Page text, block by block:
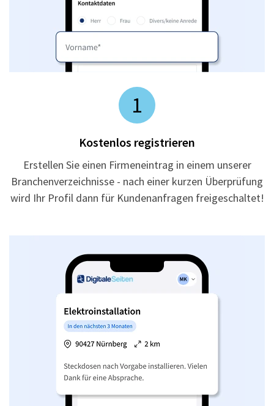
1
Kostenlos registrieren
Erstellen Sie einen Firmeneintrag in einem unserer
Branchenverzeichnisse - nach einer kurzen Überprüfung
wird Ihr Profil dann für Kundenanfragen freigeschaltet!